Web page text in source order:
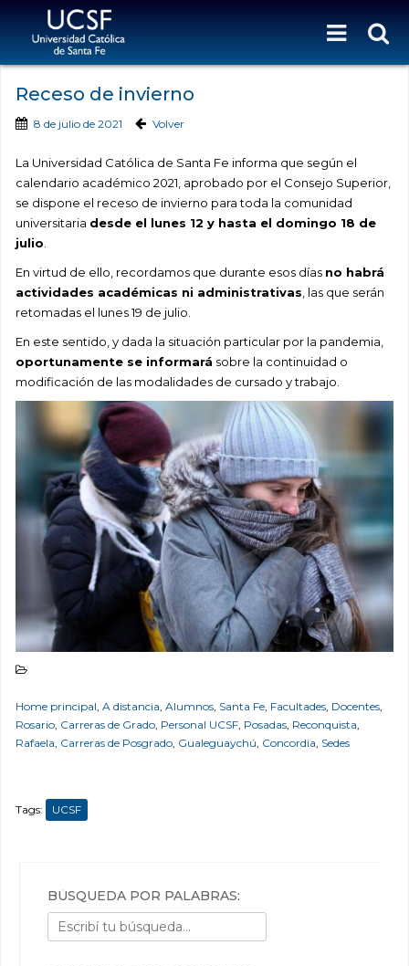
Receso de invierno
8 de julio de 2021 Volver
La Universidad Católica de Santa Fe informa que según el
calendario académico 2021, aprobado por el Consejo Superior,
se dispone el receso de invierno para toda la comunidad
universitaria desde el lunes 12 y hasta el domingo 18 de
julio
En virtud de ello, recordamos que durante esos días no habrá
actividades académicas ni administrativas , las que serán
retomadas el lunes 19 de julio.
En este sentido, y dada la situación particular por la pandemia,
oportunamente se informará sobre la continuidad o
modificación de las modalidades de cursado y trabajo.
Home principal, A distancia, Alumnos, Santa Fe, Facultades, Docentes,
Rosario, Carreras de Grado, Personal UCSF, Posadas, Reconquista,
Rafaela, Carreras de Posgrado, Gualeguaychú, Concordia, Sedes
Tags: UCSF
BÚSQUEDA POR PALABRAS: